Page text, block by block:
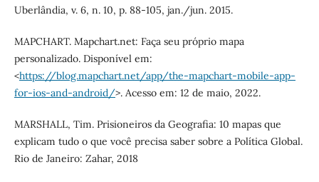
Uberlândia, v. 6, n. 10, p. 88-105, jan./jun. 2015.
MAPCHART. Mapchart.net: Faça seu próprio mapa
personalizado. Disponível em:
<https://blog.mapchart.net/app/the-mapchart-mobile-app-
for-ios-and-android/>. Acesso em: 12 de maio, 2022.
MARSHALL, Tim. Prisioneiros da Geografia: 10 mapas que
explicam tudo o que você precisa saber sobre a Política Global.
Rio de Janeiro: Zahar, 2018